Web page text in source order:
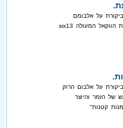
על אלבומם
החדש של להקת הווקאל המעולה six13
על אלבום הרוק
של הזמר והיוצר
קטנות"